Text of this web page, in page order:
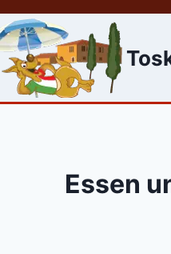
Skip
to
content
Essen